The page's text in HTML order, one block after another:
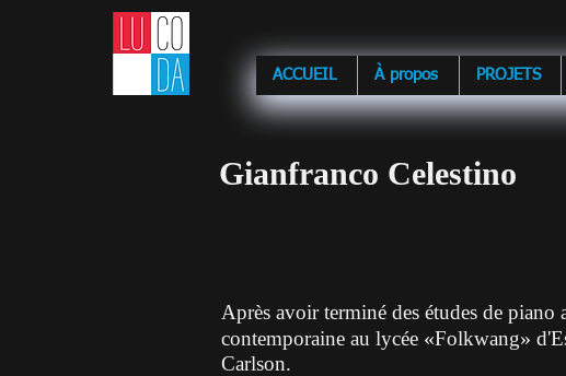
ACCUEIL À propos PROJETS
Gianfranco Celestino
Après avoir terminé des études de piano
contemporaine au lycée «Folkwang»
Carlson.